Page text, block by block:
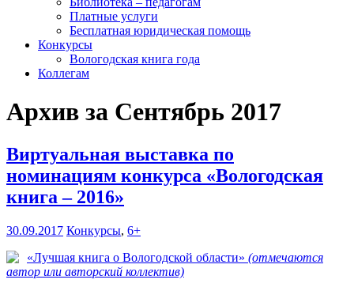
Платные услуги
Бесплатная юридическая помощь
Конкурсы
Вологодская книга года
Коллегам
Архив за Сентябрь 2017
Виртуальная выставка по
номинациям конкурса «Вологодская
книга – 2016»
30.09.2017 Конкурсы, 6+
«Лучшая книга о Вологодской области» (отмечаются
автор или авторский коллектив)